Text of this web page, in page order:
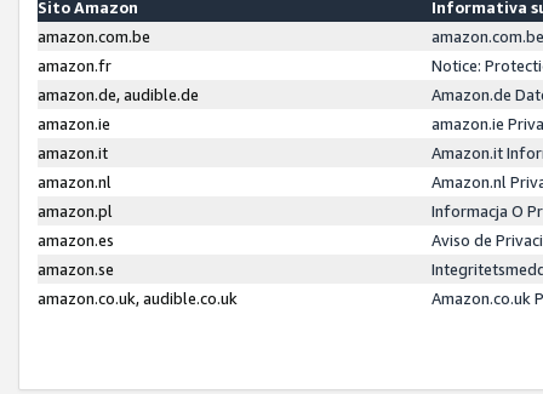
Sito Amazon
Informativa
amazon.com.be
amazon.fr
Notice:
amazon.de, audible.de
Amazon.de
amazon.ie
amazon.ie
amazon.it
Amazon.it
amazon.nl
Amazon.nl
amazon.pl
Informacja O
amazon.es
Aviso de
amazon.se
amazon.co.uk, audible.co.uk
Amazon.co.uk